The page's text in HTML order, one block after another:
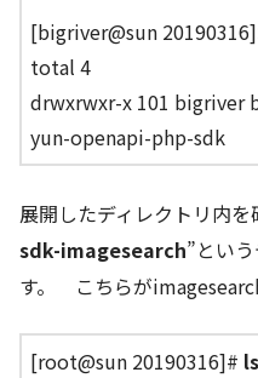
[bigriver@sun
total 4
drwxrwxr-x 101 bigriver
yun-openapi-php-sdk
展開したディレクトリ内
sdk-imagesearch”とい
す。 こちらが
[root@sun 20190316]#